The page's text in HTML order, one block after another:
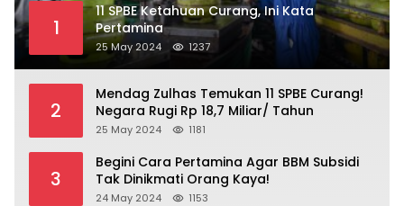
1
11 SPBE Ketahuan Curang, Ini Kata
Pertamina
25 May 2024 1237
2
Mendag Zulhas Temukan 11 SPBE Curang!
Negara Rugi Rp 18,7 Miliar/ Tahun
25 May 2024 1181
3
Begini Cara Pertamina Agar BBM Subsidi
Tak Dinikmati Orang Kaya!
24 May 2024 1153